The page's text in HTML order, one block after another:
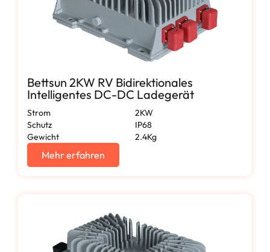
Bettsun 2KW RV Bidirektionales
Intelligentes DC-DC Ladegerät
Strom
2KW
Schutz
IP68
Gewicht
2.4Kg
Mehr erfahren